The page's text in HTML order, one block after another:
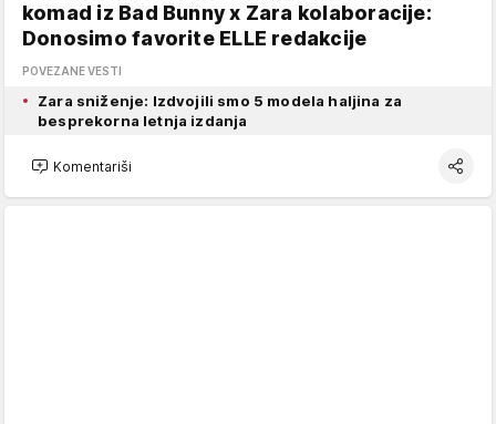
komad iz Bad Bunny x Zara kolaboracije:
Donosimo favorite ELLE redakcije
POVEZANE VESTI
Zara sniženje: Izdvojili smo 5 modela haljina za
besprekorna letnja izdanja
Komentariši